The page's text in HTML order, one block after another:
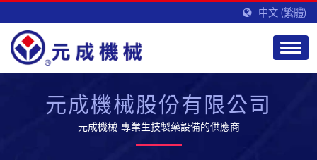
中文 (繁體)
元成機械股份有限公司
元成機械-專業生技製藥設備的供應商